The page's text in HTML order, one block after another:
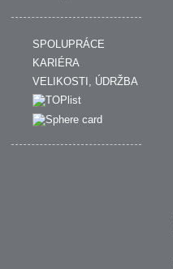
SPOLUPRÁCE
KARIÉRA
VELIKOSTI, ÚDRŽBA